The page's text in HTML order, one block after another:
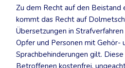
Zu dem Recht auf den Beistand
kommt das Recht auf
Übersetzungen in Strafverfahren
Opfer und Personen mit Gehör-
Sprachbehinderungen gilt.
Betroffenen kostenfrei,